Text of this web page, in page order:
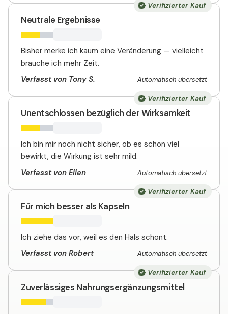
Verifizierter Kauf
Neutrale Ergebnisse
Bisher merke ich kaum eine Veränderung — vielleicht
brauche ich mehr Zeit.
Verfasst von Tony S.
Automatisch übersetzt
Verifizierter Kauf
Unentschlossen bezüglich der Wirksamkeit
Ich bin mir noch nicht sicher, ob es schon viel
bewirkt, die Wirkung ist sehr mild.
Verfasst von Ellen
Automatisch übersetzt
Verifizierter Kauf
Für mich besser als Kapseln
Ich ziehe das vor, weil es den Hals schont.
Verfasst von Robert
Automatisch übersetzt
Verifizierter Kauf
Zuverlässiges Nahrungsergänzungsmittel